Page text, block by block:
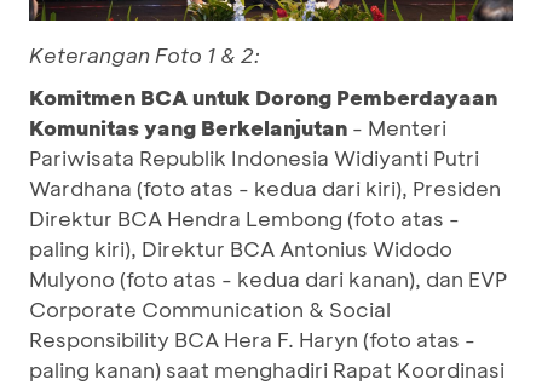
Keterangan Foto 1 & 2:
Komitmen BCA untuk Dorong Pemberdayaan
Komunitas yang Berkelanjutan - Menteri
Pariwisata Republik Indonesia Widiyanti Putri
Wardhana (foto atas - kedua dari kiri), Presiden
Direktur BCA Hendra Lembong (foto atas -
paling kiri), Direktur BCA Antonius Widodo
Mulyono (foto atas - kedua dari kanan), dan EVP
Corporate Communication & Social
Responsibility BCA Hera F. Haryn (foto atas -
paling kanan) saat menghadiri Rapat Koordinasi